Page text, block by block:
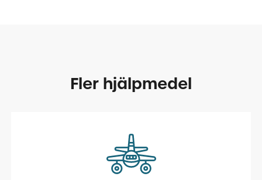
Fler hjälpmedel